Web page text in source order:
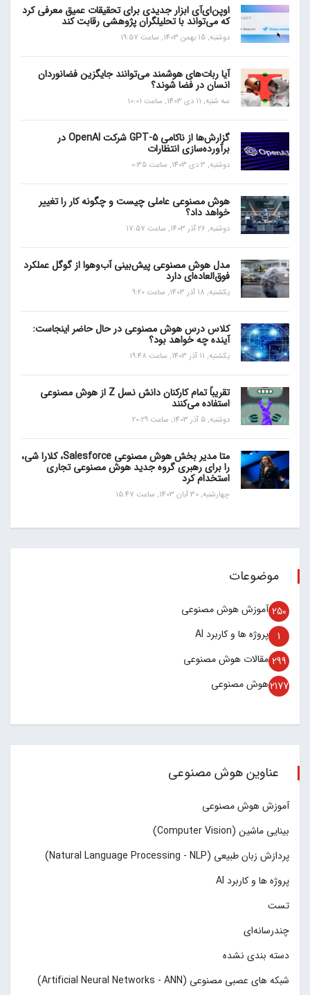
اوپن‌ای‌آی ابزار جدیدی برای تحقیقات عمیق معرفی کرد
که می‌تواند با تحلیلگران پژوهشی رقابت کند
دوشنبه, 15 بهمن 1403, ساعت 19:57
آیا ربات‌های هوشمند می‌توانند جایگزین فضانوردان
انسان در فضا شوند؟
سه شنبه, 11 دی 1403, ساعت 10:01
گزارش‌ها از ناکامی GPT-5 شرکت OpenAI در
برآورده‌سازی انتظارات
دوشنبه, 3 دی 1403, ساعت 0:35
هوش مصنوعی عاملی چیست و چگونه کار را تغییر
خواهد داد؟
دوشنبه, 26 آذر 1403, ساعت 17:57
مدل هوش مصنوعی پیش‌بینی آب‌و‌هوا از گوگل عملکرد
فوق‌العاده‌ای دارد
یکشنبه, 18 آذر 1403, ساعت 9:20
کلاس درس هوش مصنوعی در حال حاضر اینجاست:
آینده چه خواهد بود؟
یکشنبه, 11 آذر 1403, ساعت 19:48
تقریباً تمام کارکنان دانش نسل Z از هوش مصنوعی
استفاده می‌کنند
دوشنبه, 5 آذر 1403, ساعت 20:29
متا مدیر بخش هوش مصنوعی Salesforce، کلارا شی،
را برای رهبری گروه جدید هوش مصنوعی تجاری
استخدام کرد
چهارشنبه, 30 آبان 1403, ساعت 15:47
موضوعات
آموزش هوش مصنوعی 250
پروژه ها و کاربرد AI 1
مقالات هوش مصنوعی 299
هوش مصنوعی2177
عناوین هوش مصنوعی
آموزش هوش مصنوعی
بینایی ماشین (Computer Vision)
پردازش زبان طبیعی (Natural Language Processing - NLP)
پروژه ها و کاربرد AI
تست
چند‌‌رسانه‌ای
دسته بندی نشده
شبکه های عصبی مصنوعی (Artificial Neural Networks - ANN)